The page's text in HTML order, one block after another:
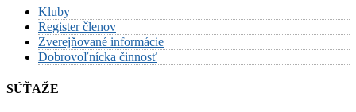
Kluby
Register členov
Zverejňované informácie
Dobrovoľnícka činnosť
SÚŤAŽE